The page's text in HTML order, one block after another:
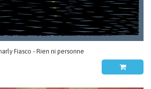
Fiasco - Rien ni personne